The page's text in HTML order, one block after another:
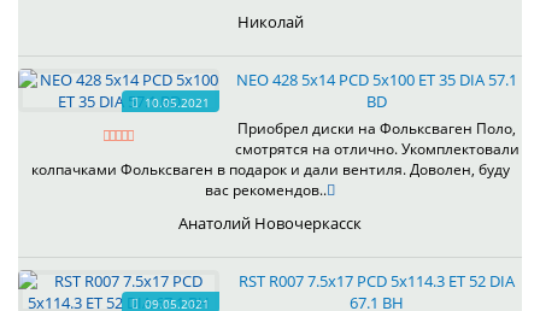
Николай
10.05.2021
NEO 428 5x14 PCD 5x100 ET 35 DIA 57.1
BD
Приобрел диски на Фольксваген Поло,
смотрятся на отлично. Укомплектовали
колпачками Фольксваген в подарок и дали вентиля. Доволен, буду
вас рекомендов..
Анатолий Новочеркасск
09.05.2021
RST R007 7.5x17 PCD 5x114.3 ET 52 DIA
67.1 BH